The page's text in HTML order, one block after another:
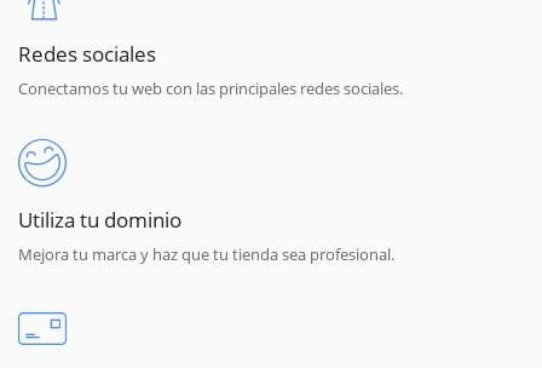
Redes sociales
Conectamos tu web con las principales redes sociales.
Utiliza tu dominio
Mejora tu marca y haz que tu tienda sea profesional.